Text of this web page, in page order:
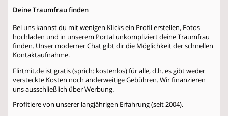
Deine Traumfrau finden
Bei uns kannst du mit wenigen Klicks ein Profil erstellen, Fotos
hochladen und in unserem Portal unkompliziert deine Traumfrau
finden. Unser moderner Chat gibt dir die Möglichkeit der schnellen
Kontaktaufnahme.
Flirtmit.de ist gratis (sprich: kostenlos) für alle, d.h. es gibt weder
versteckte Kosten noch anderweitige Gebühren. Wir finanzieren
uns ausschließlich über Werbung.
Profitiere von unserer langjährigen Erfahrung (seit 2004).